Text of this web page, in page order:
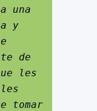
una
y
de
les
tomar